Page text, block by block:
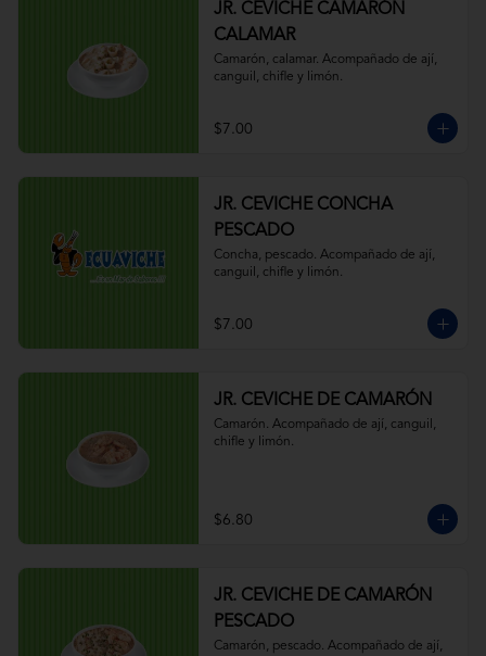
JR. CEVICHE CAMARÓN
CALAMAR
Camarón, calamar. Acompañado de ají,
canguil, chifle y limón.
$7.00
JR. CEVICHE CONCHA
PESCADO
Concha, pescado. Acompañado de ají,
canguil, chifle y limón.
$7.00
JR. CEVICHE DE CAMARÓN
Camarón. Acompañado de ají, canguil,
chifle y limón.
$6.80
JR. CEVICHE DE CAMARÓN
PESCADO
Camarón, pescado. Acompañado de ají,